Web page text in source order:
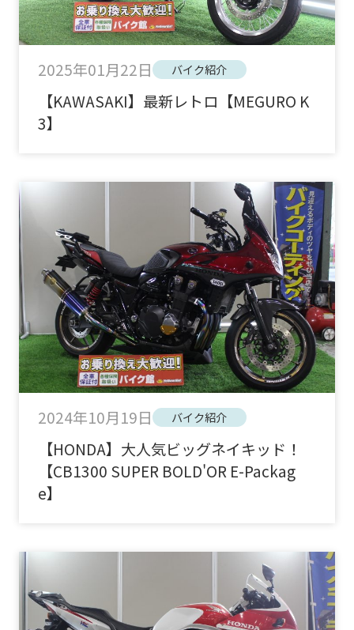
2025年01月22日 バイク紹介
【KAWASAKI】最新レトロ【MEGURO K
3】
2024年10月19日 バイク紹介
【HONDA】大人気ビッグネイキッド！
【CB1300 SUPER BOLD'OR E-Packag
e】